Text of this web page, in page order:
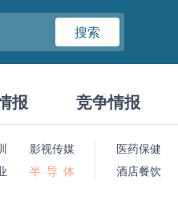
搜索
报 竞争情报
影视传媒
半 导 体
医药保健
酒店餐饮